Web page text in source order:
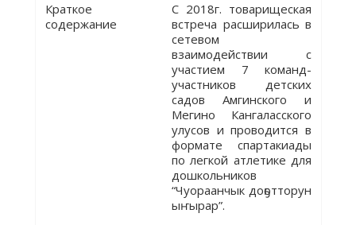
Краткое
содержание
С 2018г. товарищеская
встреча расширилась в
сетевом
взаимодействии с
участием 7 команд-
участников детских
садов Амгинского и
Мегино Кангаласского
улусов и проводится в
формате спартакиады
по легкой атлетике для
дошкольников
“Чуораанчык доҕотторун
ыҥырар”.